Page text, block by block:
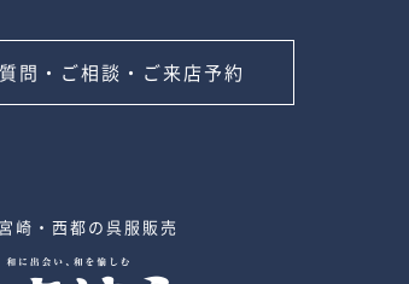
質問・ご相談・ご来店予約
崎・西都の呉服販売